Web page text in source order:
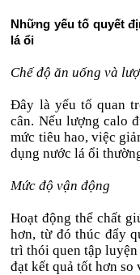
Những yếu tố quyết
lá ổi
Chế độ ăn uống và
Đây là yếu tố quan
cân. Nếu lượng calo
mức tiêu hao, việc
dụng nước lá ổi
Mức độ vận động
Hoạt động thể chất
hơn, từ đó thúc đẩy
trì thói quen tập
đạt kết quả tốt hơn